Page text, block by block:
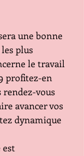
une bonne
plus
le travail
profitez-en
vous
avancer vos
dynamique
est